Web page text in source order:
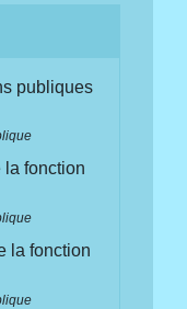
publiques
la fonction
la fonction